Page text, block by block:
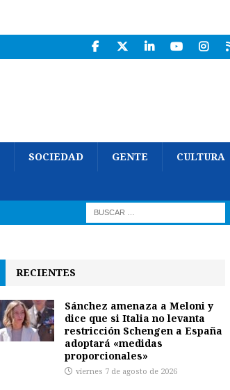
SOCIEDAD GENTE CULTURA
RECIENTES
Sánchez amenaza a Meloni y
dice que si Italia no levanta
restricción Schengen a España
adoptará «medidas
proporcionales»
viernes 7 de agosto de 2026